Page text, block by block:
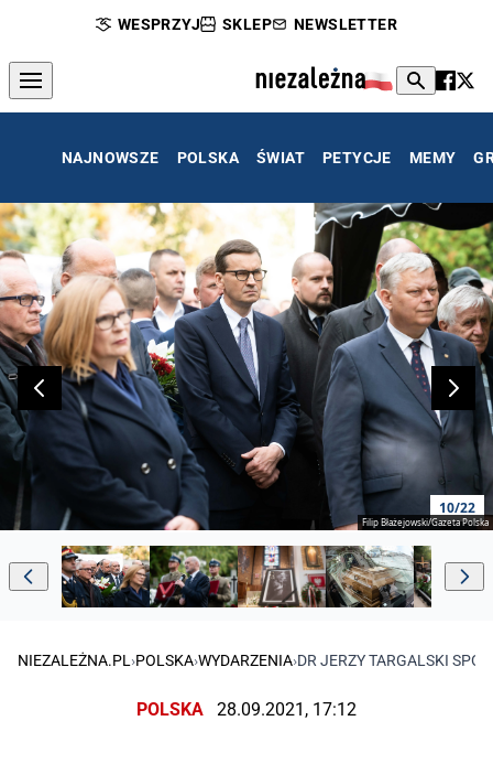
WESPRZYJ SKLEP NEWSLETTER
NAJNOWSZE POLSKA ŚWIAT PETYCJE MEMY
10/22
Filip Błażejowski/Gazeta Polska
NIEZALEŻNA.PL ›POLSKA›WYDARZENIA›DR JERZY TARGALSKI
POLSKA 28.09.2021, 17:12